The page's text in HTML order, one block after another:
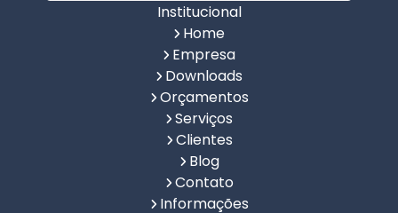
Institucional
Home
Empresa
Downloads
Orçamentos
Serviços
Clientes
Blog
Contato
Informações